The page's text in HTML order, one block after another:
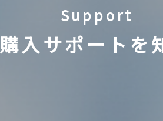
Support
購入サポートを